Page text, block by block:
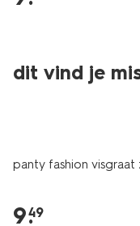
dit vind je
panty fashion visgraat
9.
49